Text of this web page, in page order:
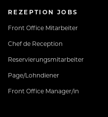
REZEPTION JOBS
Front Office Mitarbeiter
Chef de Reception
Reservierungsmitarbeiter
Page/Lohndiener
Front Office Manager/in